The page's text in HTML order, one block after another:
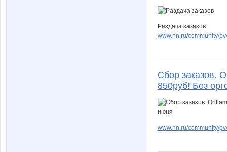
galina197930
jizel
la-Belle
Раздача заказов:
www.nn.ru/community/
Сбор заказов.
850руб! Без
www.nn.ru/community/